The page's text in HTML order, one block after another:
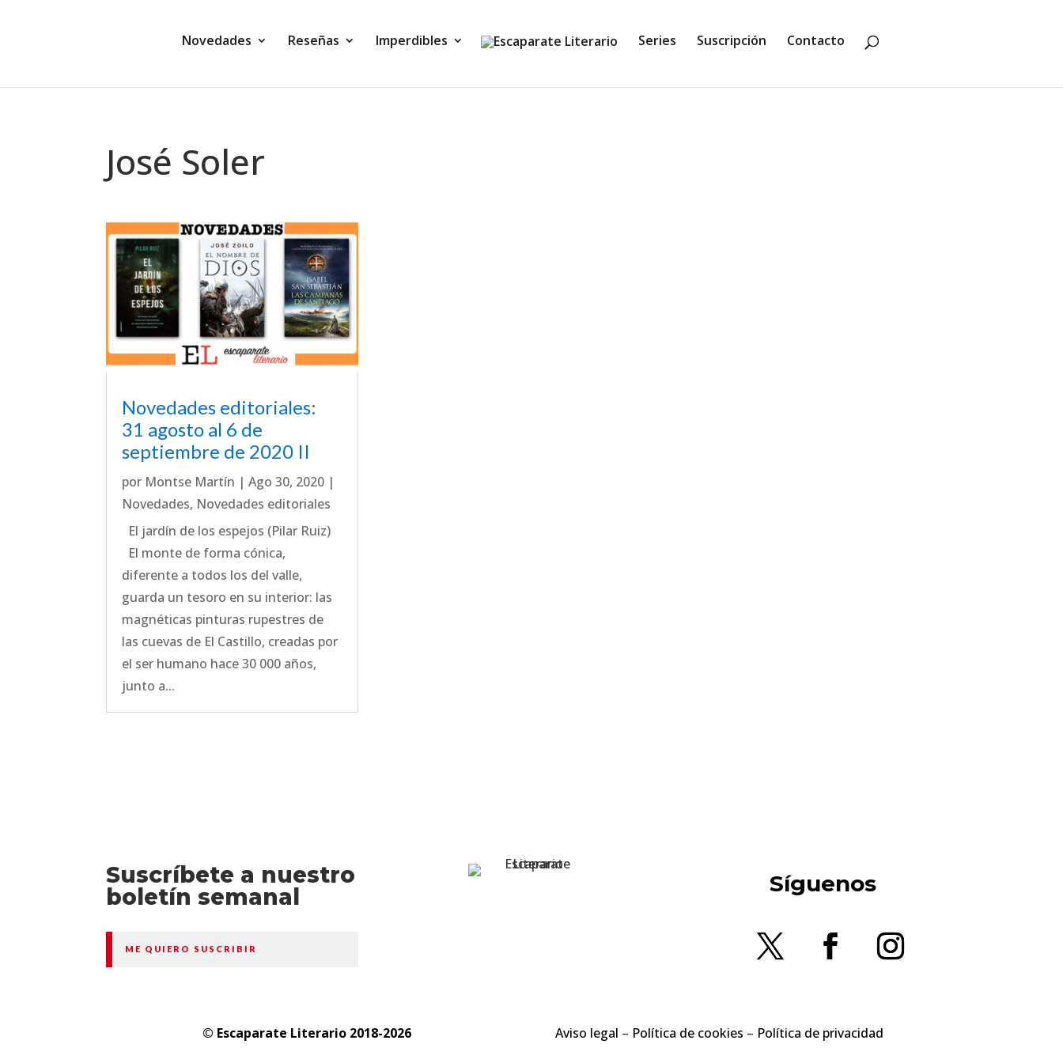
Novedades Reseñas Imperdibles Series Suscripción Contacto
José Soler
Novedades editoriales:
31 agosto al 6 de
septiembre de 2020 II
por Montse Martín |Ago 30, 2020 |
Novedades, Novedades editoriales
El jardín de los espejos (Pilar Ruiz)
El monte de forma cónica,
diferente a todos los del valle,
guarda un tesoro en su interior: las
magnéticas pinturas rupestres de
las cuevas de El Castillo, creadas por
el ser humano hace 30 000 años,
junto a...
Suscríbete a nuestro
boletín semanal
ME QUIERO SUSCRIBIR
Síguenos
© Escaparate Literario 2018-2026 Aviso legal – Política de cookies – Política de privacidad